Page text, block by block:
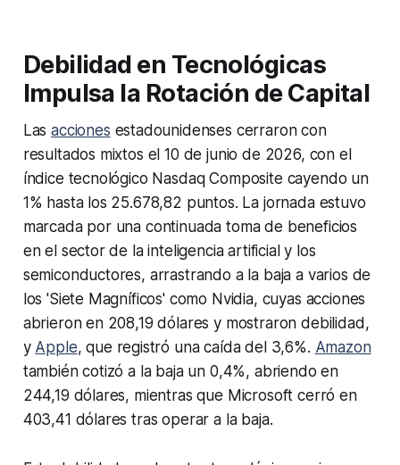
Debilidad en Tecnológicas
Impulsa la Rotación de Capital
Lasacciones estadounidenses cerraron con
resultados mixtos el 10 de junio de 2026, con el
índice tecnológico Nasdaq Composite cayendo un
1% hasta los 25.678,82 puntos. La jornada estuvo
marcada por una continuada toma de beneficios
en el sector de la inteligencia artificial y los
semiconductores, arrastrando a la baja a varios de
los 'Siete Magníficos' como Nvidia, cuyas acciones
abrieron en 208,19 dólares y mostraron debilidad,
y Apple, que registró una caída del 3,6%. Amazon
también cotizó a la baja un 0,4%, abriendo en
244,19 dólares, mientras que Microsoft cerró en
403,41 dólares tras operar a la baja.